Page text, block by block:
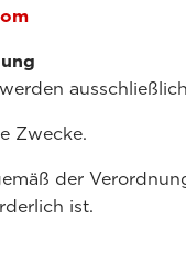
Zwecke.
der
ist.